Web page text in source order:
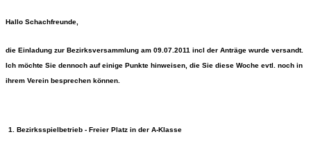
Hallo Schachfreunde,
die Einladung zur Bezirksversammlung am 09.07.2011 incl der Anträge wurde versandt.
Ich möchte Sie dennoch auf einige Punkte hinweisen, die Sie diese Woche evtl. noch in
ihrem Verein besprechen können.
1. Bezirksspielbetrieb - Freier Platz in der A-Klasse